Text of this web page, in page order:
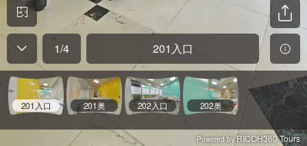
1/4 201入口
201入口 201奥 202入口 202奥
Powered byRICOH360 Tours